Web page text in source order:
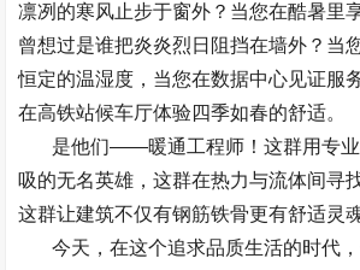
凛冽的寒风止步于窗外？当您在酷暑里
曾想过是谁把炎炎烈日阻挡在墙外？当
恒定的温湿度，当您在数据中心见证服
在高铁站候车厅体验四季如春的舒适。
是他们——暖通工程师！这群用专
吸的无名英雄，这群在热力与流体间寻
这群让建筑不仅有钢筋铁骨更有舒适灵
今天，在这个追求品质生活的时代